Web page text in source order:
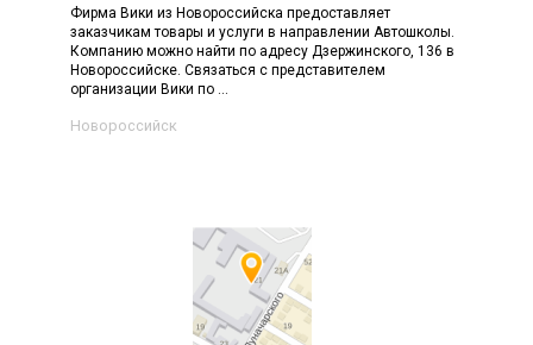
Фирма Вики из Новороссийска предоставляет
заказчикам товары и услуги в направлении Автошколы.
Компанию можно найти по адресу Дзержинского, 136 в
Новороссийске. Связаться с представителем
организации Вики по ...
Новороссийск